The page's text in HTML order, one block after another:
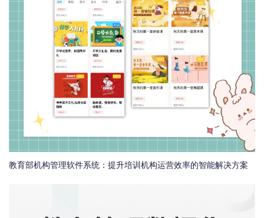
教育部机构管理软件系统：提升培训机构运营效率的智能解决方案